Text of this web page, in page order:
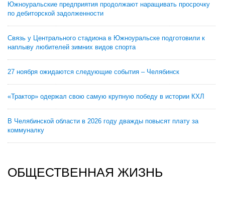
Южноуральские предприятия продолжают наращивать просрочку
по дебиторской задолженности
Связь у Центрального стадиона в Южноуральске подготовили к
наплыву любителей зимних видов спорта
27 ноября ожидаются следующие события – Челябинск
«Трактор» одержал свою самую крупную победу в истории КХЛ
В Челябинской области в 2026 году дважды повысят плату за
коммуналку
ОБЩЕСТВЕННАЯ ЖИЗНЬ